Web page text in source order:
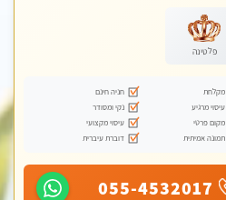
פלטינה
מקלחת
חניה חינם
עיסוי מרגיע
נקי ומסודר
מקום פרטי
עיסוי מקצועי
תמונה אמיתית
דוברת עיברית
055-4532017